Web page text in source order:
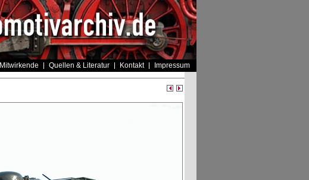
Mitwirkende Quellen & Literatur Kontakt Impressum